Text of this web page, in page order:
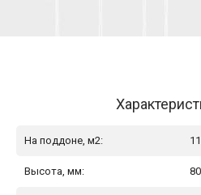
На поддоне, м2:
Высота, мм: 80